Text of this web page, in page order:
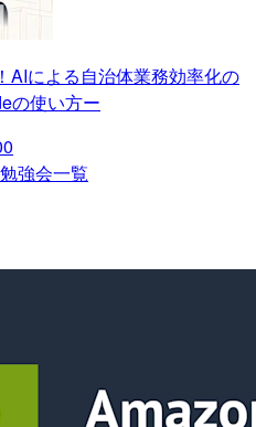
AIによる自治体業務効率化の
の使い方ー
勉強会一覧